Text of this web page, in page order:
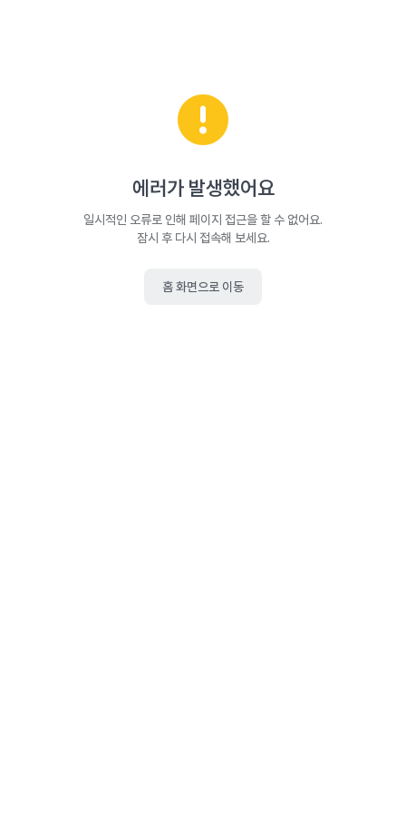
에러가 발생했어요
일시적인 오류로 인해 페이지 접근을 할 수 없어요.
잠시 후 다시 접속해 보세요.
홈 화면으로 이동